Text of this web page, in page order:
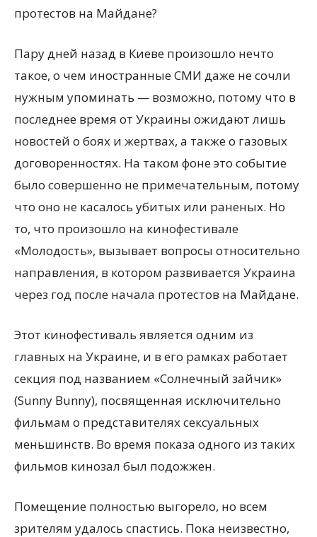
протестов на Майдане?
Пару дней назад в Киеве произошло нечто
такое, о чем иностранные СМИ даже не сочли
нужным упоминать — возможно, потому что в
последнее время от Украины ожидают лишь
новостей о боях и жертвах, а также о газовых
договоренностях. На таком фоне это событие
было совершенно не примечательным, потому
что оно не касалось убитых или раненых. Но
то, что произошло на кинофестивале
«Молодость», вызывает вопросы относительно
направления, в котором развивается Украина
через год после начала протестов на Майдане.
Этот кинофестиваль является одним из
главных на Украине, и в его рамках работает
секция под названием «Солнечный зайчик»
(Sunny Bunny), посвященная исключительно
фильмам о представителях сексуальных
меньшинств. Во время показа одного из таких
фильмов кинозал был подожжен.
Помещение полностью выгорело, но всем
зрителям удалось спастись. Пока неизвестно,